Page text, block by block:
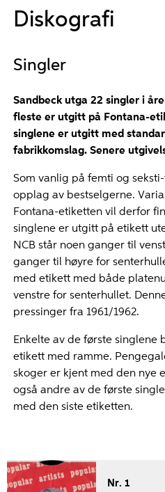
Diskografi
Singler
Sandbeck utga 22 singler i
fleste er utgitt på Fontana-
singlene er utgitt med
fabrikkomslag. Senere
Som vanlig på femti og
opplag av bestselgerne.
Fontana-etiketten vil derfor
singlene er utgitt på etikett
NCB står noen ganger til
ganger til høyre for
med etikett med både
venstre for senterhullet.
pressinger fra 1961/1962.
Enkelte av de første singlene
etikett med ramme.
skoger er kjent med den nye
også andre av de første
med den siste etiketten.
Nr. 1